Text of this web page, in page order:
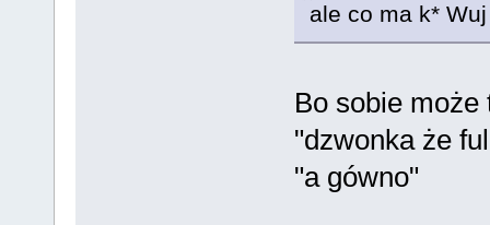
ale co ma k*
Bo sobie
"dzwonka że
"a gówno"